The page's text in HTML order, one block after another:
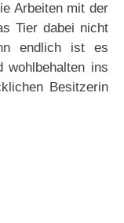
Arbeiten mit der
Tier dabei nicht
endlich ist es
wohlbehalten ins
Besitzerin